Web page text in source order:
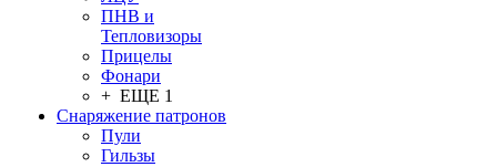
ПНВ и
Тепловизоры
Прицелы
Фонари
+ ЕЩЕ 1
Снаряжение патронов
Пули
Гильзы